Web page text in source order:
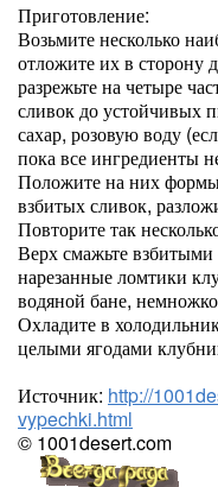
Приготовление:
Возьмите несколько
отложите их в сторону
разрежьте на четыре
сливок до устойчивых
сахар, розовую воду
пока все ингредиенты
Положите на них
взбитых сливок,
Повторите так
Верх смажьте
нарезанные ломтики
водяной бане,
Охладите в
целыми ягодами
Источник: http://
vypechki.html
© 1001desert.com